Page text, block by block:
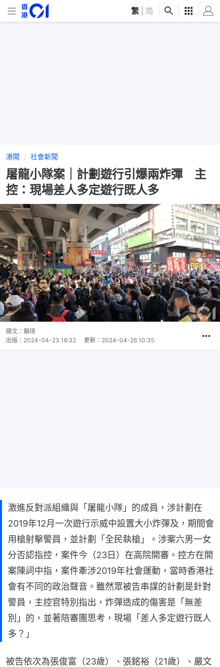
繁 简
港聞 社會新聞
屠龍小隊案｜計劃遊行引爆兩炸彈 主
控：現場差人多定遊行既人多
撰文： 賴琦
出版： 2024-04-23 16:32 更新： 2024-04-26 10:35
激進反對派組織與「屠龍小隊」的成員，涉計劃在
2019年12月一次遊行示威中設置大小炸彈及，期間會
用槍射擊警員，並計劃「全民執槍」。涉案六男一女
分否認指控，案件今（23日）在高院開審。控方在開
案陳詞中指，案件牽涉2019年社會運動，當時香港社
會有不同的政治聲音。雖然眾被告串謀的計劃是針對
警員，主控官特別指出，炸彈造成的傷害是「無差
別」的，並著陪審團思考，現場「差人多定遊行既人
多？」
被告依次為張俊富（23歲）、張銘裕（21歲）、嚴文